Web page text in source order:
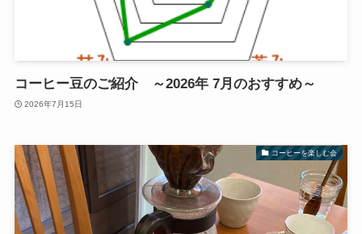
コーヒー豆のご紹介 ～2026年 7月のおすすめ～
2026年7月15日
コーヒーを楽しむ会